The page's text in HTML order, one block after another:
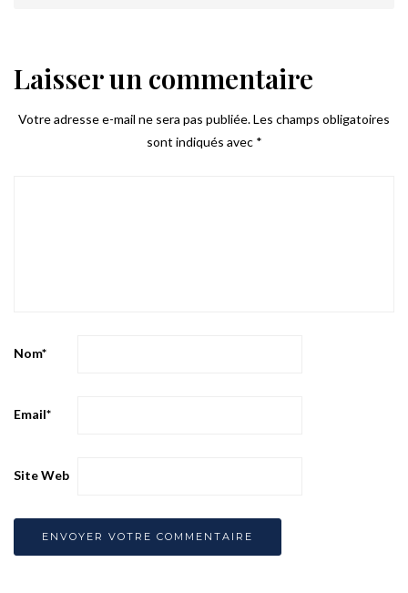
Laisser un commentaire
Votre adresse e-mail ne sera pas publiée.Les champs obligatoires
sont indiqués avec *
Nom*
Email*
Site Web